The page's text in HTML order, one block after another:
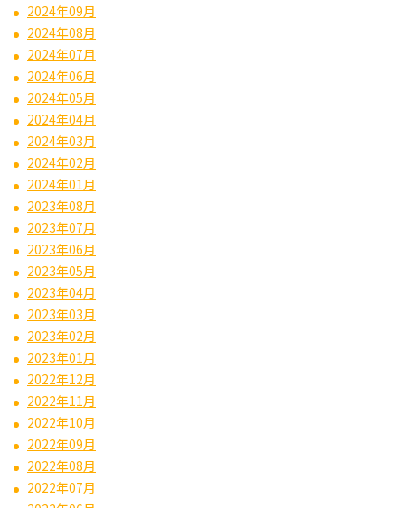
2024年09月
2024年08月
2024年07月
2024年06月
2024年05月
2024年04月
2024年03月
2024年02月
2024年01月
2023年08月
2023年07月
2023年06月
2023年05月
2023年04月
2023年03月
2023年02月
2023年01月
2022年12月
2022年11月
2022年10月
2022年09月
2022年08月
2022年07月